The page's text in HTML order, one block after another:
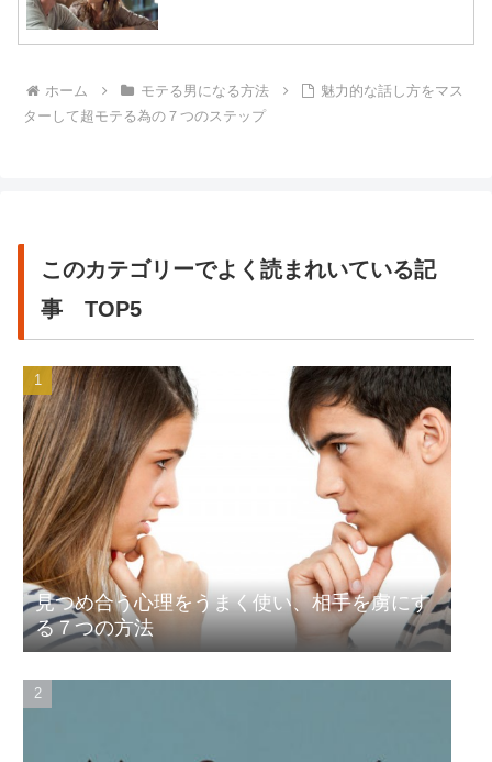
ホーム モテる男になる方法
魅力的な話し方をマス
ターして超モテる為の７つのステップ
このカテゴリーでよく読まれいている記
事 TOP5
見つめ合う心理をうまく使い、相手を虜にす
る７つの方法